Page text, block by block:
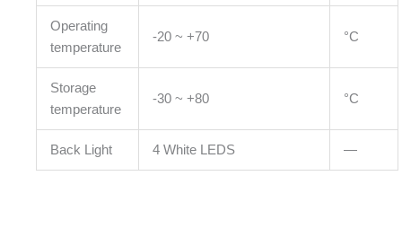
Operating
temperature
-20 ~ +70 °C
Storage
temperature
-30 ~ +80 °C
Back Light 4 White LEDS —